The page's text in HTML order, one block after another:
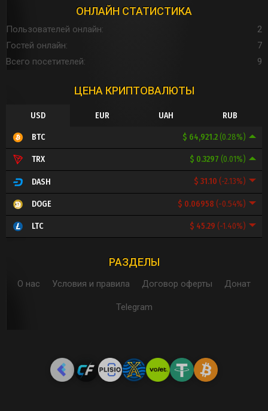
ОНЛАЙН СТАТИСТИКА
Пользователей онлайн
2
Гостей онлайн
7
Всего посетителей
9
ЦЕНА КРИПТОВАЛЮТЫ
USD EUR UAH RUB
$ 64,921.2(0.28%)
BTC
$ 0.3297 (0.01%)
TRX
$ 31.10 (-2.13%)
DASH
$ 0.06958 (-0.54%)
DOGE
$ 45.29 (-1.40%)
LTC
РАЗДЕЛЫ
О нас Условия и правила Договор оферты Донат
Telegram